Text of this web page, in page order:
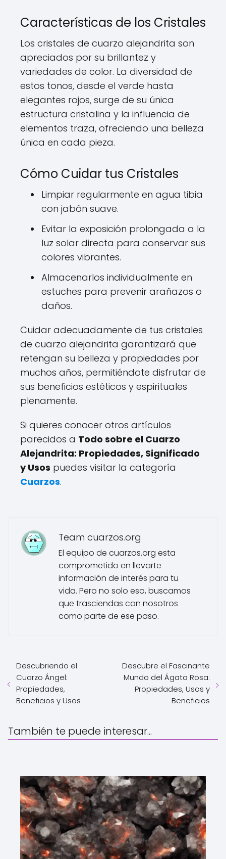
Características de los Cristales
Los cristales de cuarzo alejandrita son
apreciados por su brillantez y
variedades de color. La diversidad de
estos tonos, desde el verde hasta
elegantes rojos, surge de su única
estructura cristalina y la influencia de
elementos traza, ofreciendo una belleza
única en cada pieza.
Cómo Cuidar tus Cristales
Limpiar regularmente en agua tibia
con jabón suave.
Evitar la exposición prolongada a la
luz solar directa para conservar sus
colores vibrantes.
Almacenarlos individualmente en
estuches para prevenir arañazos o
daños.
Cuidar adecuadamente de tus cristales
de cuarzo alejandrita garantizará que
retengan su belleza y propiedades por
muchos años, permitiéndote disfrutar de
sus beneficios estéticos y espirituales
plenamente.
Si quieres conocer otros artículos
parecidos a Todo sobre el Cuarzo
Alejandrita: Propiedades, Significado
y Usos puedes visitar la categoría
Cuarzos.
Team cuarzos.org
El equipo de cuarzos.org esta
comprometido en llevarte
información de interés para tu
vida. Pero no solo eso, buscamos
que trasciendas con nosotros
como parte de ese paso.
Descubriendo el
Cuarzo Ángel:
Propiedades,
Beneficios y Usos
Descubre el Fascinante
Mundo del Ágata Rosa:
Propiedades, Usos y
Beneficios
También te puede interesar...